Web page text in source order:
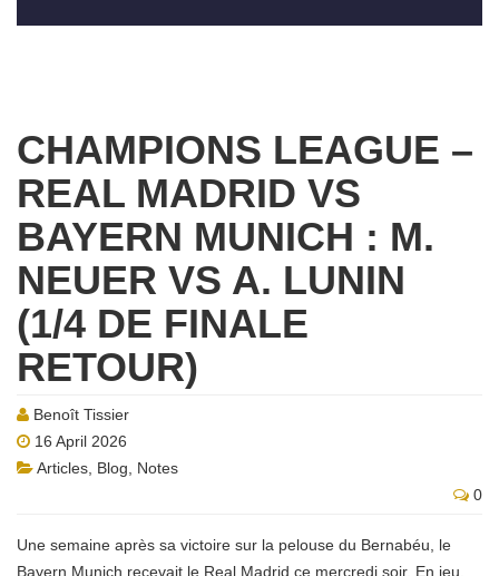
CHAMPIONS LEAGUE –
REAL MADRID VS
BAYERN MUNICH : M.
NEUER VS A. LUNIN
(1/4 DE FINALE
RETOUR)
Benoît Tissier
16 April 2026
Articles Blog
Notes
0
Une semaine après sa victoire sur la pelouse du Bernabéu, le
Bayern Munich recevait le Real Madrid ce mercredi soir. En jeu,